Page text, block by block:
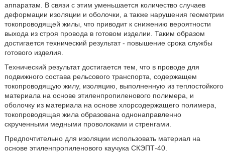
аппаратам. В связи с этим уменьшается количество случаев
деформации изоляции и оболочки, а также нарушения геометрии
токопроводящей жилы, что приводит к снижению вероятности
выхода из строя провода в готовом изделии. Таким образом
достигается технический результат - повышение срока службы
готового изделия.
Технический результат достигается тем, что в проводе для
подвижного состава рельсового транспорта, содержащем
токопроводящую жилу, изоляцию, выполненную из теплостойкого
материала на основе этиленпропиленового полимера, и
оболочку из материала на основе хлорсодержащего полимера,
токопроводящая жила образована однонаправленно
скрученными медными проволоками и стренгами.
Предпочтительно для изоляции использовать материал на
основе этиленпропиленового каучука СКЭПТ-40.